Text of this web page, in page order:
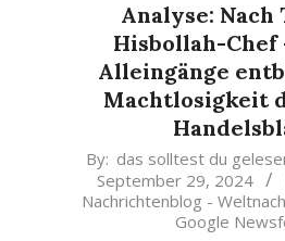
Analyse: Nach
Hisbollah-Chef
Alleingänge
Machtlosigkeit
2024-
29
By: das solltest du
September 29, 2024
Nachrichtenblog -
Google